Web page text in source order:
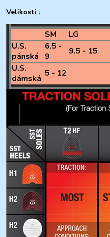
Velikosti :
SM
LG
U.S.
pánská
6.5 -
9
9.5 - 15
U.S.
dámská 5 - 12